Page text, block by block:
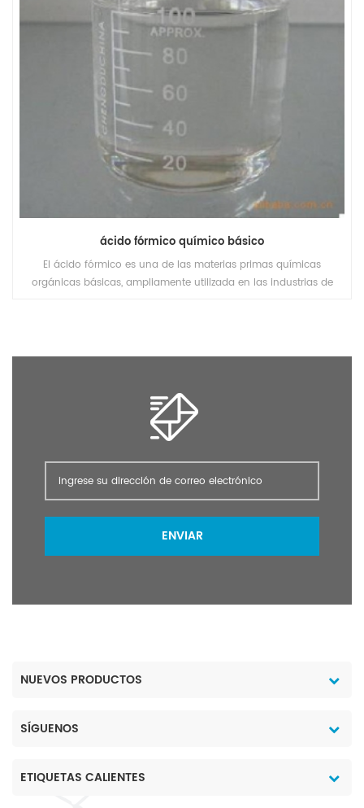
ácido fórmico químico básico
El ácido fórmico es una de las materias primas químicas
orgánicas básicas, ampliamente utilizada en las industrias de
ENVIAR
NUEVOS PRODUCTOS
SÍGUENOS
ETIQUETAS CALIENTES